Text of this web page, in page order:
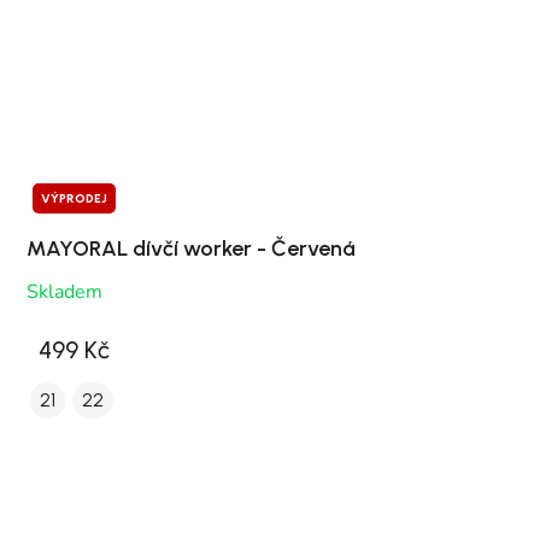
VÝPRODEJ
MAYORAL dívčí worker - Červená
Skladem
499 Kč
21 22